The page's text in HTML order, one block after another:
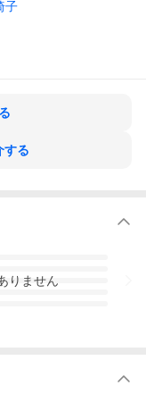
子
する
りません